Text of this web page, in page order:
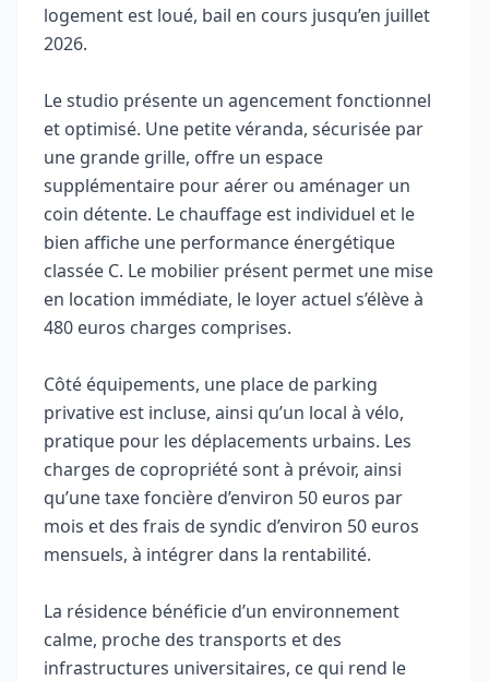
logement est loué, bail en cours jusqu’en juillet
2026.
Le studio présente un agencement fonctionnel
et optimisé. Une petite véranda, sécurisée par
une grande grille, offre un espace
supplémentaire pour aérer ou aménager un
coin détente. Le chauffage est individuel et le
bien affiche une performance énergétique
classée C. Le mobilier présent permet une mise
en location immédiate, le loyer actuel s’élève à
480 euros charges comprises.
Côté équipements, une place de parking
privative est incluse, ainsi qu’un local à vélo,
pratique pour les déplacements urbains. Les
charges de copropriété sont à prévoir, ainsi
qu’une taxe foncière d’environ 50 euros par
mois et des frais de syndic d’environ 50 euros
mensuels, à intégrer dans la rentabilité.
La résidence bénéficie d’un environnement
calme, proche des transports et des
infrastructures universitaires, ce qui rend le